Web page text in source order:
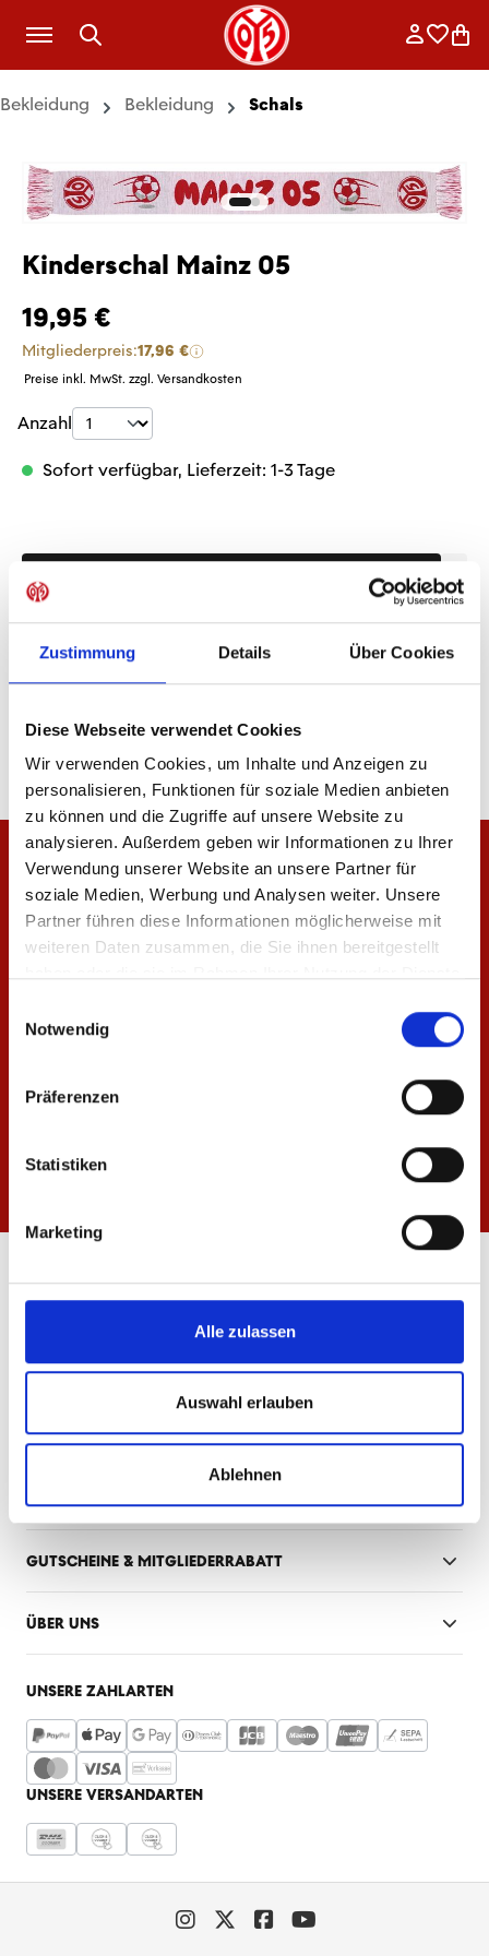
Zustimmung Details Über Cookies
Diese Webseite verwendet Cookies
Wir verwenden Cookies, um Inhalte und Anzeigen zu
personalisieren, Funktionen für soziale Medien anbieten
zu können und die Zugriffe auf unsere Website zu
analysieren. Außerdem geben wir Informationen zu Ihrer
Verwendung unserer Website an unsere Partner für
soziale Medien, Werbung und Analysen weiter. Unsere
Partner führen diese Informationen möglicherweise mit
weiteren Daten zusammen, die Sie ihnen bereitgestellt
Notwendig
Präferenzen
Statistiken
Marketing
Alle zulassen
Auswahl erlauben
Ablehnen
Zum Hauptinhalt springen
Bekleidung Bekleidung Schals
Kinderschal Mainz 05
19,95 €
Mitgliederpreis:17,96 €
Preise inkl. MwSt. zzgl. Versandkosten
Produkt Anzahl: Gib den gewünschten
Anzahl
Sofort verfügbar, Lieferzeit: 1-3 Tage
FANSHOP MEWA ARENA
Mo-Fr: 10:00 - 18:30 Uhr
Mo-Fr: 10:00 - 18:30 Uhr
GUTSCHEINE & MITGLIEDERRABATT
ÜBER UNS
UNSERE ZAHLARTEN
UNSERE VERSANDARTEN